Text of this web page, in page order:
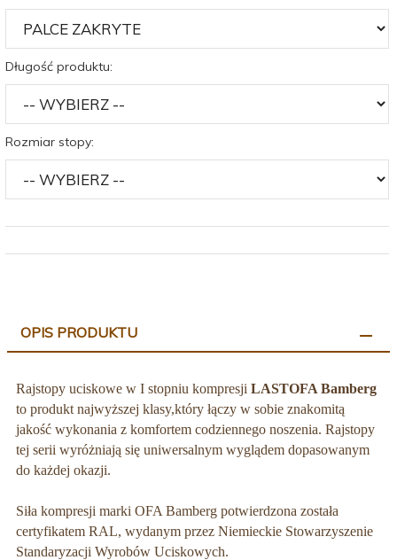
Długość produktu:
Rozmiar stopy:
OPIS PRODUKTU
Rajstopy uciskowe w I stopniu kompresji LASTOFA Bamberg
to produkt najwyższej klasy,który łączy w sobie znakomitą
jakość wykonania z komfortem codziennego noszenia. Rajstopy
tej serii wyróżniają się uniwersalnym wyglądem dopasowanym
do każdej okazji.
Siła kompresji marki OFA Bamberg potwierdzona została
certyfikatem RAL, wydanym przez Niemieckie Stowarzyszenie
Standaryzacji Wyrobów Uciskowych.